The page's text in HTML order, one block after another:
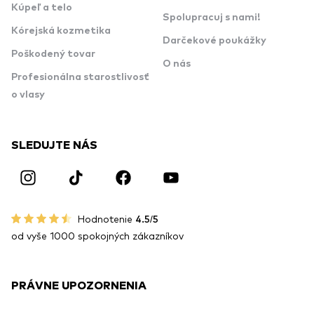
Kúpeľ a telo
Kórejská kozmetika
Poškodený tovar
Profesionálna starostlivosť
o vlasy
Spolupracuj s nami!
Darčekové poukážky
O nás
SLEDUJTE NÁS
Hodnotenie 4.5/5
od vyše 1000 spokojných zákazníkov
PRÁVNE UPOZORNENIA